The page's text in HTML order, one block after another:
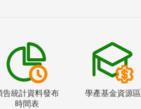
告統計資料發布
時間表
學產基金資源區